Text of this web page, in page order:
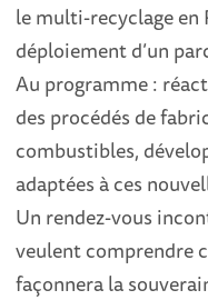
le multi-recyclage en
déploiement d’un
Au programme :
des procédés de
combustibles,
adaptées à ces
Un rendez-vous
veulent comprendre
façonnera la